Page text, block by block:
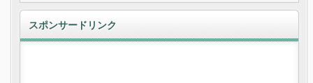
スポンサードリンク